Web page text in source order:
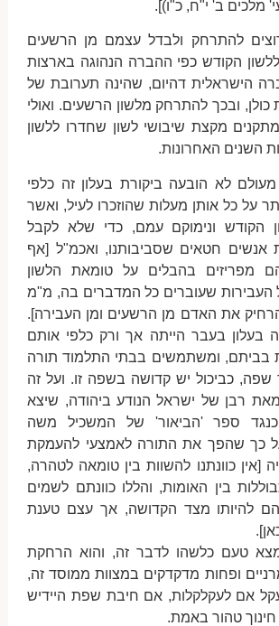
מלכים ב' י"ח, כ"ו)].
להתרחק ולבדל עצמם מן הרשעים
ללשון הקודש כפי ההברה הנהוגה בארצות
הישראלית דהיום, שהינה תערובת של
כולן, ובכך להתרחק מלשון הרשעים. ואולי
מתקנים מקצת שיבושי לשון שחדרו ללשון
השנים האחרונות.
לא הובעה ביקורת בעלון זה כלפי
על כל אותן מעלות שהוזכרו לעיל, ואשר
הקודש ונימוקם עמם, כדי שלא לקבל
חטאים שסביבותנו, ואכמ"ל [אף
מפריזים בהבלים על טומאת הלשון
העבירות שעוברים כל המדברים בה, מ"מ
את האדם מן הרשעים ומן העבירה].
בעלון בעבר הייתה אך ורק כלפי אותם
בביתם, ומשתמשים בבתי התלמוד תורה
שפה, כביכול יש קדושה בשפה זו. ועל זה
רבן של ישראל הנודע ביהודה, שיצא
ספר 'הביאור' של המשכיל משה
כך שהפך את התורה לאמצעי להעמקת
[אין כוונתנו להשוות בין טומאה לטהרה,
בין האומות, והללו כוונתם לשמים
להיותו מצד הקדושה, אך עצם טענת
טעם כלשהו לדבר זה, והוא הרחקת
ופחות מדקדקים במצוות ממוסד זה,
אם לעקלקלות, אם חיבת שפת היידיש
טהור באמת.